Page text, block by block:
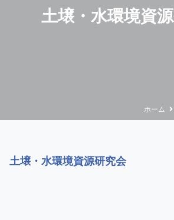
土壌・水環境資
ホーム
土壌・水環境資源研究会